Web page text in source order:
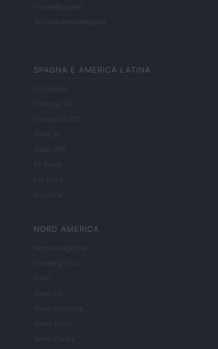
HomeMagazine
SecondHomeMagazine
SPAGNA E AMERICA LATINA
Actualidad
Finanzas 24
Investindo 365
Think.es
Viajar 365
ES Newz
Encocina
NORD AMERICA
Womanmagazine
Investing Plus
Newz
Newz US
Newz California
Newz Texas
Newz Florida